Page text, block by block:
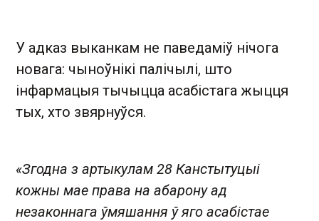
У адказ выканкам не паведаміў нічога
новага: чыноўнікі палічылі, што
інфармацыя тычыцца асабістага жыцця
тых, хто звярнуўся.
«Згодна з артыкулам 28 Канстытуцыі
кожны мае права на абарону ад
незаконнага ўмяшання ў яго асабістае